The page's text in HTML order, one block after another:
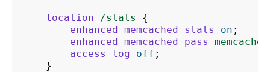
location /stats
{
enhanced_memcached_stats
on ;
enhanced_memcached_pass
access_log
off ;
}